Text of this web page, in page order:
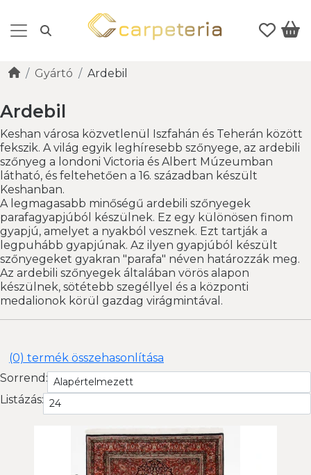
Gyártó Ardebil
Ardebil
Keshan városa közvetlenül Iszfahán és Teherán között
fekszik. A világ egyik leghíresebb szőnyege, az ardebili
szőnyeg a londoni Victoria és Albert Múzeumban
látható, és feltehetően a 16. században készült
Keshanban.
A legmagasabb minőségű ardebili szőnyegek
parafagyapjúból készülnek. Ez egy különösen finom
gyapjú, amelyet a nyakból vesznek. Ezt tartják a
legpuhább gyapjúnak. Az ilyen gyapjúból készült
szőnyegeket gyakran "parafa" néven határozzák meg.
Az ardebili szőnyegek általában vörös alapon
készülnek, sötétebb szegéllyel és a központi
medalionok körül gazdag virágmintával.
(0) termék összehasonlítása
Sorrend:
Listázás: